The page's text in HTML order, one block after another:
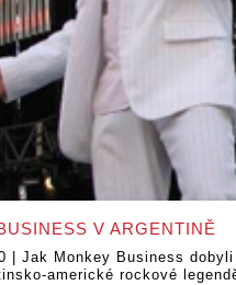
V ARGENTINĚ
| Jak Monkey Business
americké rockové